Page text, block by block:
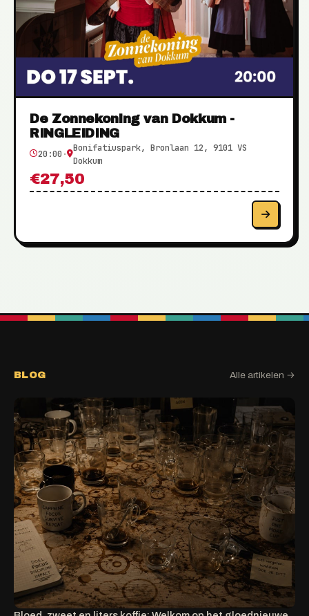
De Zonnekoning van Dokkum -
RINGLEIDING
20:00 ·
Bonifatiuspark, Bronlaan 12, 9101 VS
Dokkum
€27,50
BLOG Alle artikelen →